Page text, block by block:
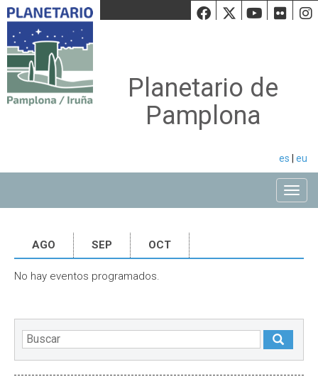
Facebook
Twiiter
Planetario de
Pamplona
es eu
AGO SEP OCT
No hay eventos programados.